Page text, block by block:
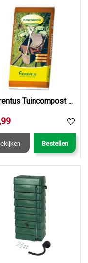
Florentus Tuincompost 40L
99
Bestellen